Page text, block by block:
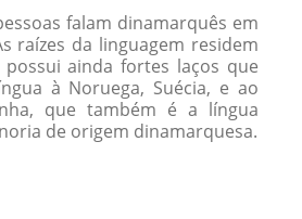
falam dinamarquês em
raízes da linguagem residem
ainda fortes laços que
à Noruega, Suécia, e ao
que também é a língua
de origem dinamarquesa.